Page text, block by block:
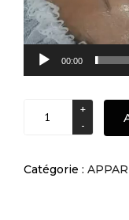
00:00
microneedling
Catégorie :